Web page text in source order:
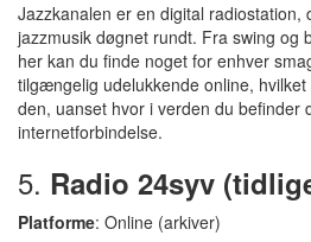
Jazzkanalen er en digital radiostation,
jazzmusik døgnet rundt. Fra swing og
her kan du finde noget for enhver
tilgængelig udelukkende online,
den, uanset hvor i verden du befinder
internetforbindelse.
5. Radio 24syv
Platforme: Online (arkiver)